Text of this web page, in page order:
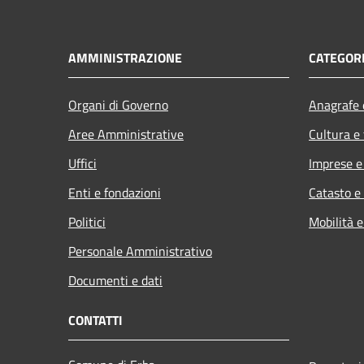
AMMINISTRAZIONE
Organi di Governo
Aree Amministrative
Uffici
Enti e fondazioni
Politici
Personale Amministrativo
Documenti e dati
Cultura
Imprese
Catasto
Mobilità
CONTATTI